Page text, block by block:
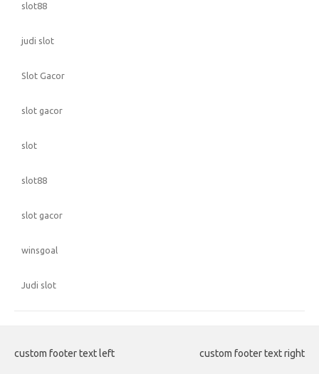
slot88
judi slot
Slot Gacor
slot gacor
slot
slot88
slot gacor
winsgoal
Judi slot
custom footer text left custom footer text right